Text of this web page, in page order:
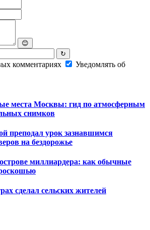
😊
↻
комментариях
Уведомлять об
места Москвы: гид по атмосферным
снимков
преподал урок зазнавшимся
на бездорожье
миллиардера: как обычные
сделал сельских жителей